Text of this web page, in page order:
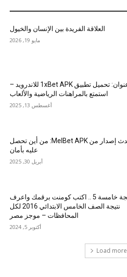
العلاقة الفريدة بين الإنسان والخيول
مايو 19, 2026
عنوان: تحميل تطبيق 1xBet APK للاندرويد –
استمتع بالمراهنات الرياضية والألعاب
أغسطس 13, 2025
أحدث إصدار من MelBet APK: من أين تحصل
عليه بأمان
أبريل 30, 2025
نتيجة خامسة 5 .. اكتب كومنت برقمك واعرف
نتيجة الصف الخامس الابتدائي 2016 لكل
المحافظات – موجز مصر
أكتوبر 5, 2024
Load more